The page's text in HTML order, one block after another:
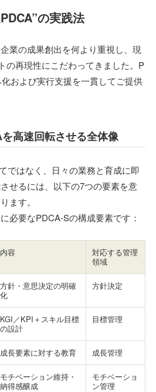
の実践法
業の成果創出を何より重視し、現
の再現性にこだわってきました。P
および実行支援を一貫してご提供
を高速回転させる全体像
ではなく、日々の業務と育成に即
せるには、以下の7つの要素を意
ます。
必要なPDCA-Sの構成要素です：
内容
対応する管理
領域
方針・意思決定の明確
化
方針決定
KGI／KPI＋スキル目標
の設計
目標管理
成長要素に対する教育 成長管理
モチベーション維持・
納得感醸成
モチベーショ
ン管理